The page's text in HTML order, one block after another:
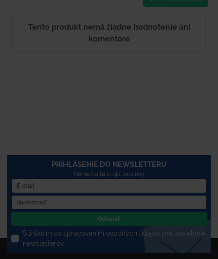
Tento produkt nemá žiadne hodnotenie ani
komentáre
PRIHLÁSENIE DO NEWSLETTERU
Nenechajte si újsť novinky
Odoslať
Súhlasím so spracovaním osobných údajov pre zasielanie
newsletterov